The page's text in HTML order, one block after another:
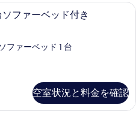
ペントハウス キングベッド 1 台ソ
ファーベッド付き
ファーベッド 1 台
空室状況と料金を確認